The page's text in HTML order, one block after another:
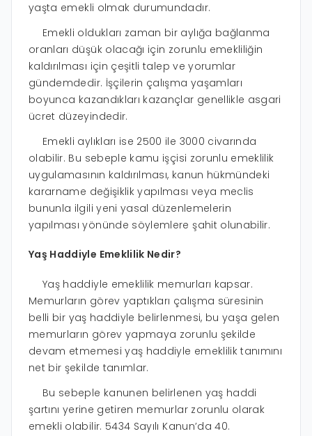
yaşta emekli olmak durumundadır.
Emekli oldukları zaman bir aylığa bağlanma
oranları düşük olacağı için zorunlu emekliliğin
kaldırılması için çeşitli talep ve yorumlar
gündemdedir. İşçilerin çalışma yaşamları
boyunca kazandıkları kazançlar genellikle asgari
ücret düzeyindedir.
Emekli aylıkları ise 2500 ile 3000 civarında
olabilir. Bu sebeple kamu işçisi zorunlu emeklilik
uygulamasının kaldırılması, kanun hükmündeki
kararname değişiklik yapılması veya meclis
bununla ilgili yeni yasal düzenlemelerin
yapılması yönünde söylemlere şahit olunabilir.
Yaş Haddiyle Emeklilik Nedir?
Yaş haddiyle emeklilik memurları kapsar.
Memurların görev yaptıkları çalışma süresinin
belli bir yaş haddiyle belirlenmesi, bu yaşa gelen
memurların görev yapmaya zorunlu şekilde
devam etmemesi yaş haddiyle emeklilik tanımını
net bir şekilde tanımlar.
Bu sebeple kanunen belirlenen yaş haddi
şartını yerine getiren memurlar zorunlu olarak
emekli olabilir. 5434 Sayılı Kanun’da 40.